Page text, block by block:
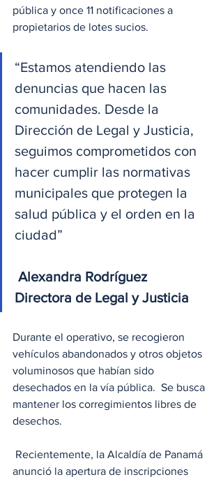
pública y once 11 notificaciones a
propietarios de lotes sucios.
“Estamos atendiendo las
denuncias que hacen las
comunidades. Desde la
Dirección de Legal y Justicia,
seguimos comprometidos con
hacer cumplir las normativas
municipales que protegen la
salud pública y el orden en la
ciudad”
Alexandra Rodríguez
Directora de Legal y Justicia
Durante el operativo, se recogieron
vehículos abandonados y otros objetos
voluminosos que habían sido
desechados en la vía pública.  Se busca
mantener los corregimientos libres de
desechos.
anunció la apertura de inscripciones